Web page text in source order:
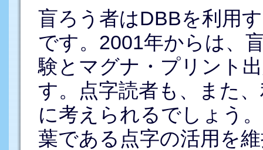
盲ろう者はDBBを利用
です。2001年からは、
験とマグナ・プリント
す。点字読者も、また
に考えられるでしょう
葉である点字の活用を